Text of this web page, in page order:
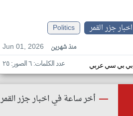
اخبار جزر القمر
Politics
Jun 01, 2026
منذ شهرين
بي بي سي عربي عدد الكلمات: ٦ الصور: ٢٥
أخر ساعة في اخبار جزر القمر